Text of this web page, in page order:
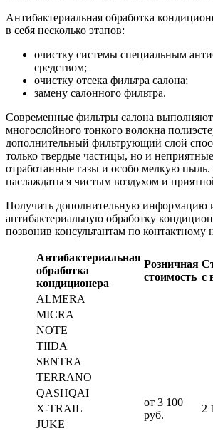
Антибактериальная обработка
в себя несколько этапов:
очистку системы специальным
средством;
очистку отсека фильтра салона;
замену салонного фильтра.
Современные фильтры салона
многослойного тонкого волокна
дополнительный фильтрующий слой
только твердые частицы, но и
отработанные газы и особо мелкую пыль.
наслаждаться чистым воздухом и
Получить дополнительную информацию и
антибактериальную обработку
позвонив консультантам по контактному
Антибактериальная
обработка
кондиционера
Розничная
стоимость с
ALMERA
от 3 100
руб.
2
MICRA
NOTE
TIIDA
SENTRA
TERRANO
QASHQAI
X-TRAIL
JUKE